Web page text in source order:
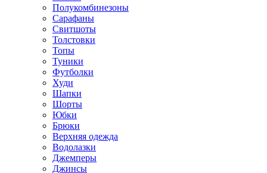
Полукомбинезоны
Сарафаны
Свитшоты
Толстовки
Топы
Туники
Футболки
Худи
Шапки
Шорты
Юбки
Брюки
Верхняя одежда
Водолазки
Джемперы
Джинсы